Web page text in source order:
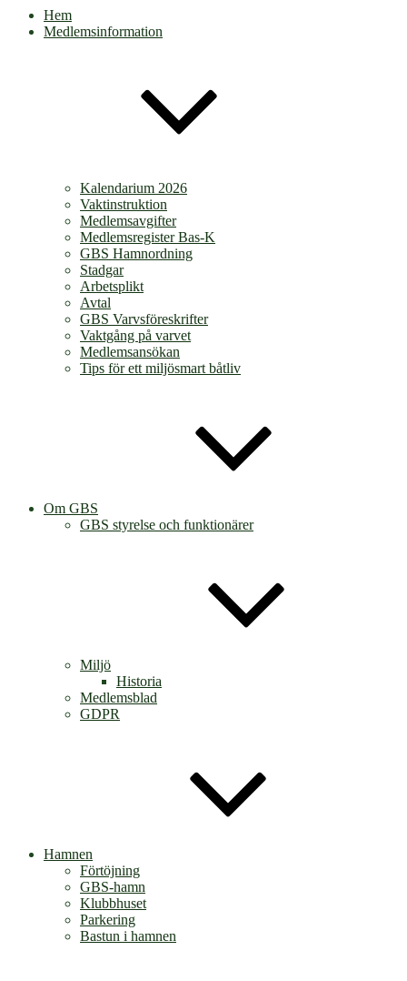
Hem
Medlemsinformation
Kalendarium 2026
Vaktinstruktion
Medlemsavgifter
Medlemsregister Bas-K
GBS Hamnordning
Stadgar
Arbetsplikt
Avtal
GBS Varvsföreskrifter
Vaktgång på varvet
Medlemsansökan
Tips för ett miljösmart båtliv
Om GBS
GBS styrelse och funktionärer
Miljö
Historia
Medlemsblad
GDPR
Hamnen
Förtöjning
GBS-hamn
Klubbhuset
Parkering
Bastun i hamnen